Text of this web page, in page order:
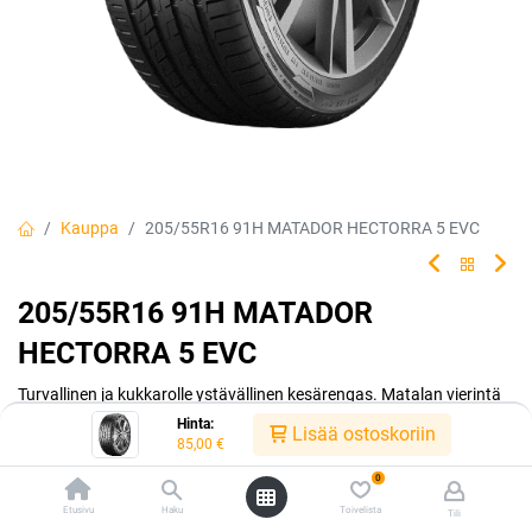
Hinta:
85,00 € Lisää ostoskoriin
Etusivu Haku
0
Toivelista Tili
Kauppa 205/55R16 91H MATADOR HECTORRA 5 EVC
205/55R16 91H MATADOR
HECTORRA 5 EVC
Turvallinen ja kukkarolle ystävällinen kesärengas. Matalan vierintä
vastuksen ansiosta ajat polttoainetta säästäen. Matador made by
Continental.
4050496003784 Tuotekoodi:330405
85,00€